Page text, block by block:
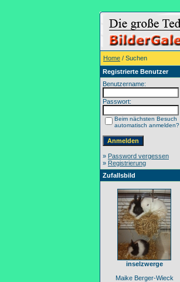
Home / Suchen
Registrierte Benutzer
Benutzername:
Passwort:
Beim nächsten Besuch
automatisch anmelden?
» Password vergessen
» Registrierung
Zufallsbild
inselzwerge
Maike Berger-Wieck